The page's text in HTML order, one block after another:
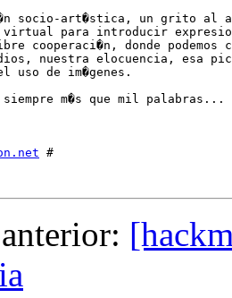
socio-art�stica, un grito al
virtual para introducir
cooperaci�n, donde podemos
nuestra elocuencia, esa
de im�genes.
siempre m�s que mil palabras...
#